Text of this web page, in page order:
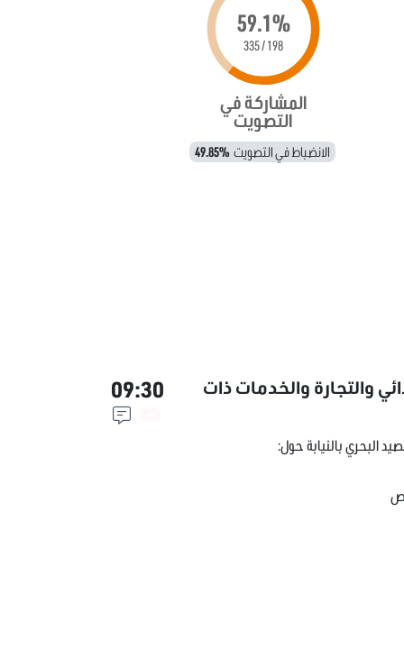
59.1%
198 / 335
المشاركة في
التصويت
الانضباط في التصويت 49.85%
والتجارة والخدمات ذات 09:30
البحري بالنيابة حول: